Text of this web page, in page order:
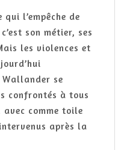
l’empêche de
son métier, ses
les violences et
Wallander se
confrontés à tous
avec comme toile
après la